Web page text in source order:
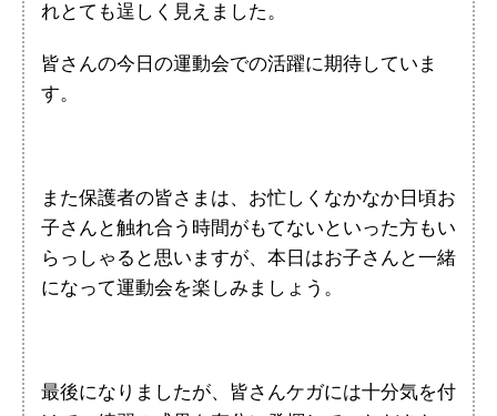
れとても逞しく見えました。
皆さんの今日の運動会での活躍に期待していま
す。
また保護者の皆さまは、お忙しくなかなか日頃お
子さんと触れ合う時間がもてないといった方もい
らっしゃると思いますが、本日はお子さんと一緒
になって運動会を楽しみましょう。
最後になりましたが、皆さんケガには十分気を付